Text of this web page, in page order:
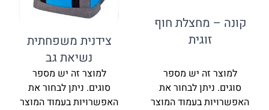
קונה – מחצלת חוף
זוגית
למוצר זה יש מספר
סוגים. ניתן לבחור את
האפשרויות בעמוד המוצר
צידנית משפחתית
נשיאת גב
למוצר זה יש מספר
סוגים. ניתן לבחור את
האפשרויות בעמוד המוצר